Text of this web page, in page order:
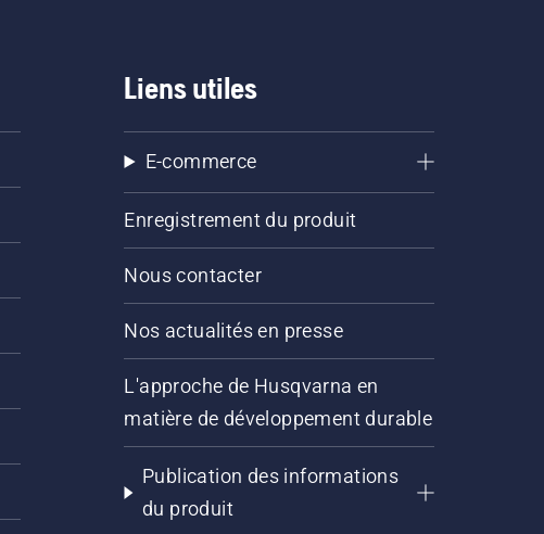
Liens utiles
E-commerce
Enregistrement du produit
Nous contacter
Nos actualités en presse
L'approche de Husqvarna en
matière de développement durable
Publication des informations
du produit